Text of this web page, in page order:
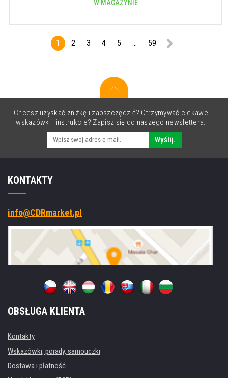
W MAGAZYNIE
1 2 3 4 5 ... 59
Chcesz uzyskać zniżkę i zaoszczędzić? Otrzymywać ciekawe
wskazówki i instrukcje? Zapisz się do naszego newslettera.
Wyślij.
KONTAKTY
info@CDRmarket.pl
OBSŁUGA KLIENTA
Kontakty
Wskazówki, porady, samouczki
Dostawa i płatność